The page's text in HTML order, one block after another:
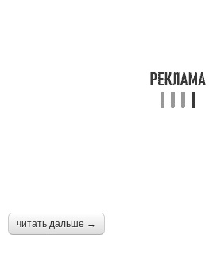
читать дальше →